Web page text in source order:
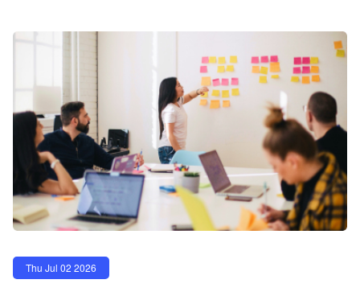
Thu Jul 02 2026